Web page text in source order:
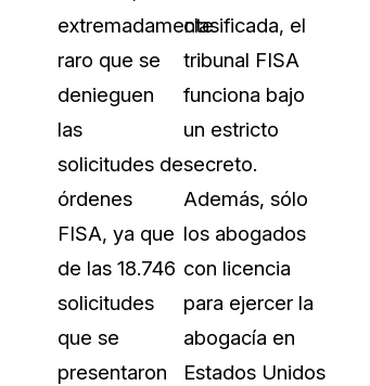
sus necesidades de redacción
Centro de Ayuda
Obtenga respuestas a sus
CaseGuard
Videoteca
CaseGuard. Práctica nuevas
aprender
Recomendaciones
extremadamente
raro que se
denieguen
las
solicitudes de
órdenes
FISA, ya que
de las 18.746
solicitudes
que se
presentaron
clasificada, el
tribunal FISA
funciona bajo
un estricto
secreto.
Además, sólo
los abogados
con licencia
para ejercer la
abogacía en
Estados Unidos